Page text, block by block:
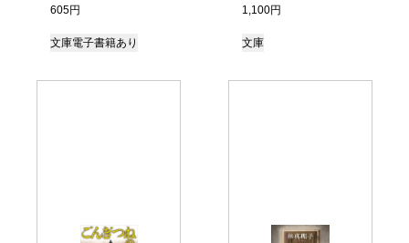
605円
文庫電子書籍あり
1,100円
文庫